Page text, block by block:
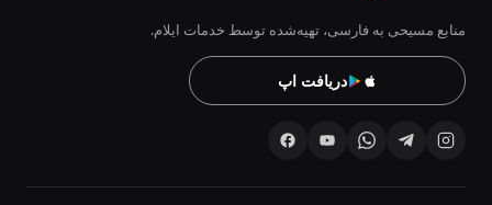
منابع مسیحی به فارسی، تهیه‌شده توسط خدمات ایلام.
دریافت اپ